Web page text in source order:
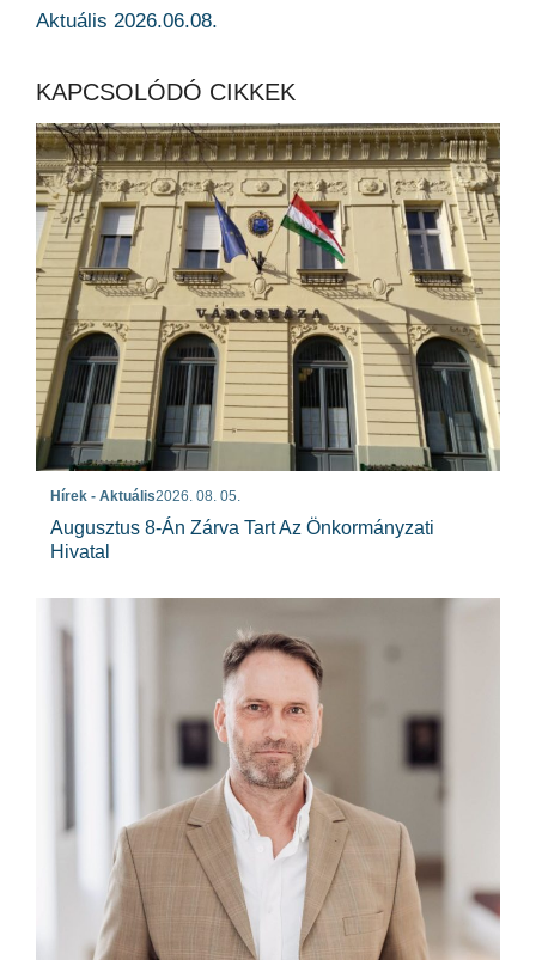
Aktuális 2026.06.08.
KAPCSOLÓDÓ CIKKEK
Hírek - Aktuális2026. 08. 05.
Augusztus 8-Án Zárva Tart Az Önkormányzati
Hivatal